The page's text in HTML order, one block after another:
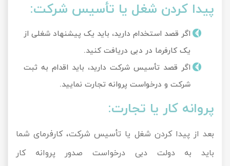
پیدا کردن شغل یا تأسیس شرکت:
اگر قصد استخدام دارید، باید یک پیشنهاد شغلی از
یک کارفرما در دبی دریافت کنید.
اگر قصد تأسیس شرکت دارید، باید اقدام به ثبت
شرکت و درخواست پروانه تجارت نمایید.
پروانه کار یا تجارت:
بعد از پیدا کردن شغل یا تأسیس شرکت، کارفرمای شما
باید به دولت دبی درخواست صدور پروانه کار